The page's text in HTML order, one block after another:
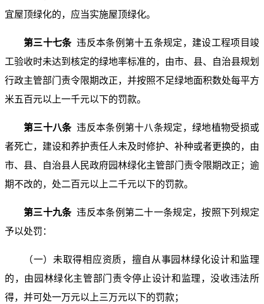
宜屋顶绿化的，应当实施屋顶绿化。
第三十七条违反本条例第十五条规定，建设工程项目竣
工验收时未达到核定的绿地率标准的，由市、县、自治县规划
行政主管部门责令限期改正，并按照不足绿地面积数处每平方
米五百元以上一千元以下的罚款。
第三十八条违反本条例第十八条规定，绿地植物受损或
者死亡，建设和养护责任人未及时修护、补种或者更换的，由
市、县、自治县人民政府园林绿化主管部门责令限期改正；逾
期不改的，处二百元以上二千元以下的罚款。
第三十九条违反本条例第二十一条规定，按照下列规定
予以处罚：
（一）未取得相应资质，擅自从事园林绿化设计和监理
的，由园林绿化主管部门责令停止设计和监理，没收违法所
得，并可处一万元以上三万元以下的罚款；